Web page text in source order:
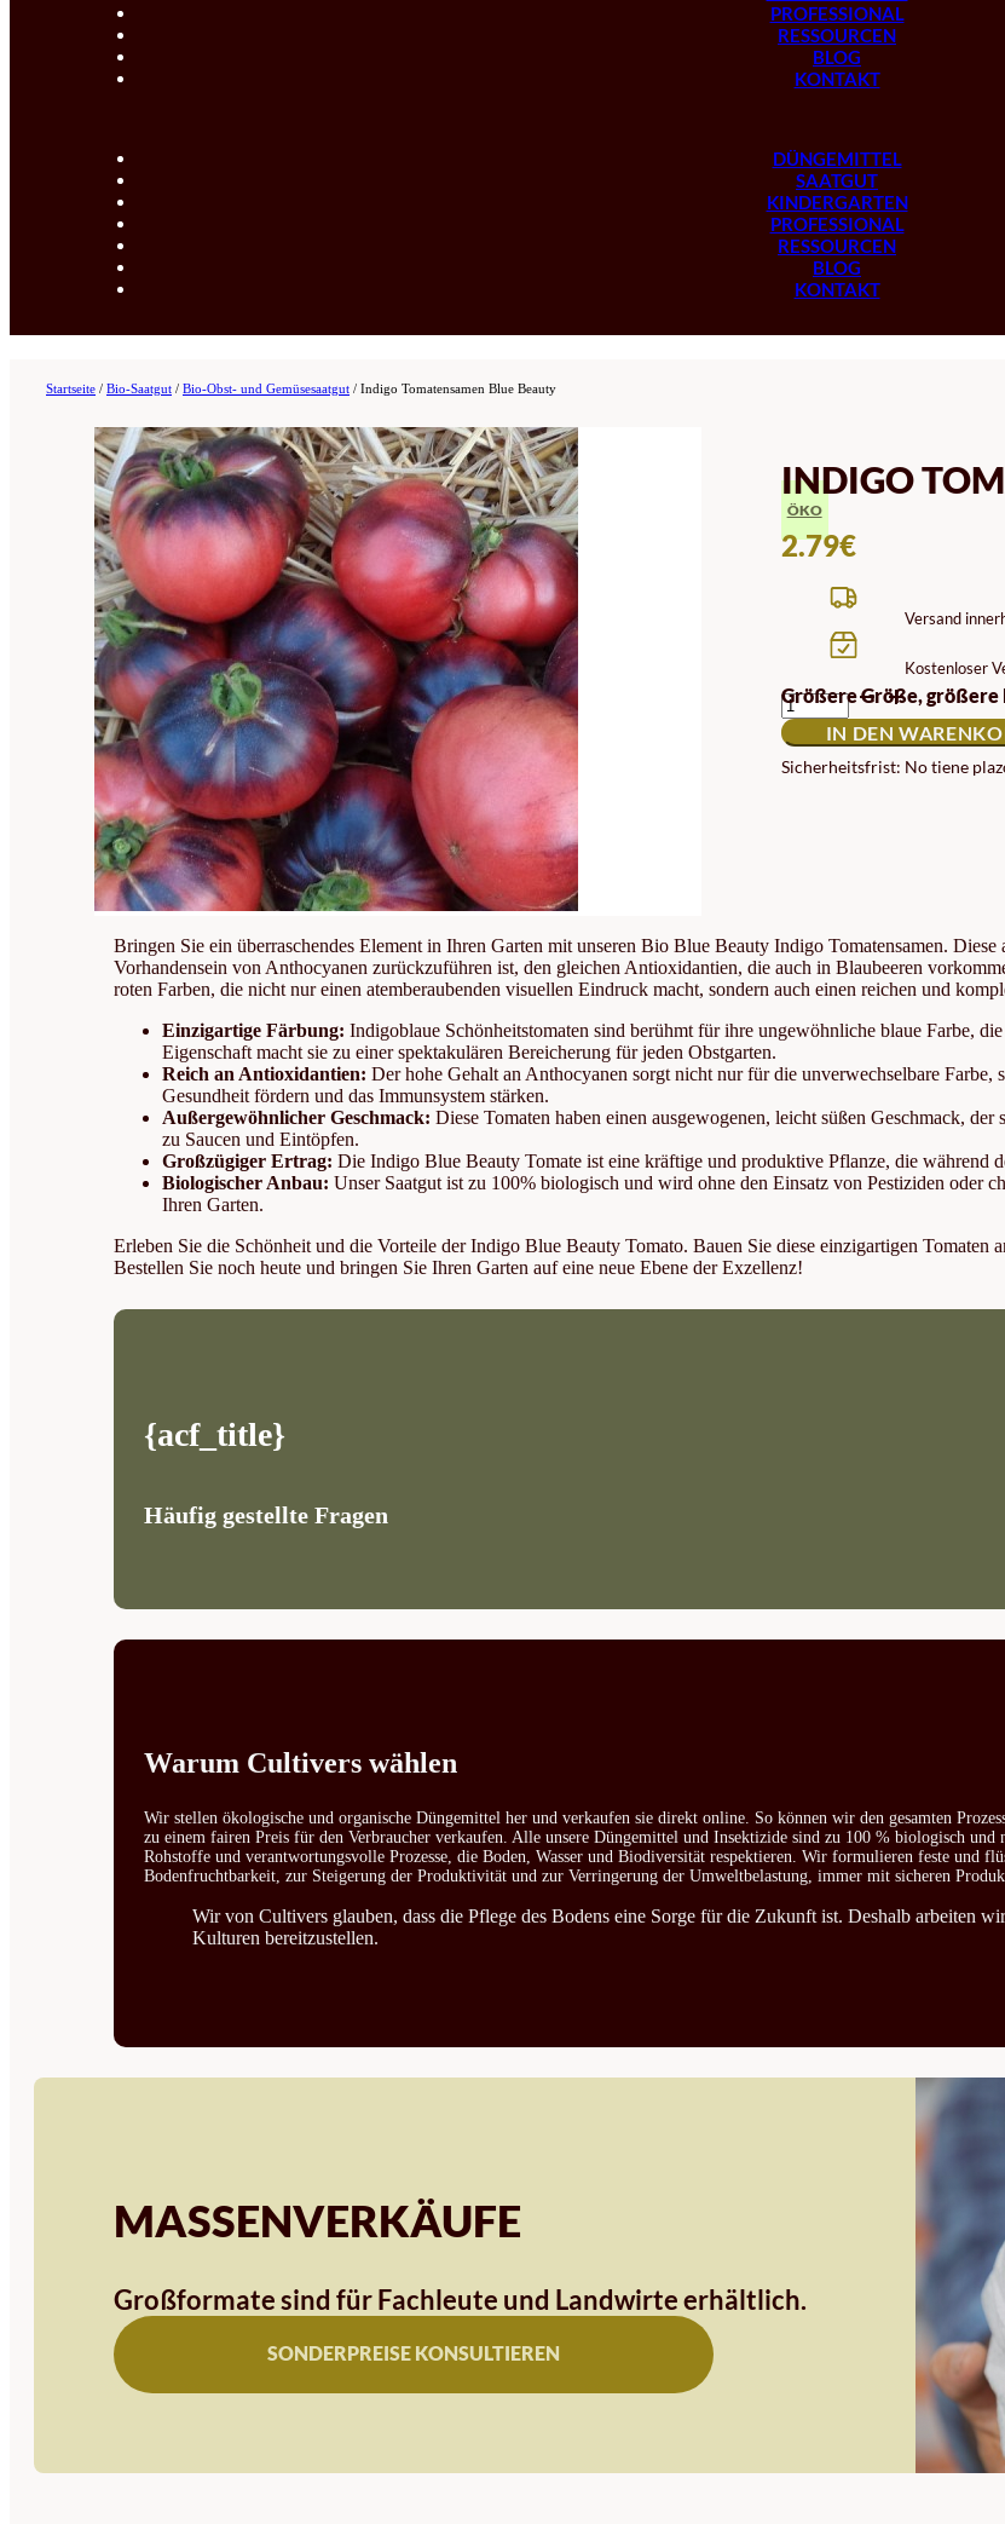
PROFESSIONAL
RESSOURCEN
BLOG
KONTAKT
DÜNGEMITTEL
SAATGUT
KINDERGARTEN
PROFESSIONAL
RESSOURCEN
BLOG
KONTAKT
Startseite / Bio-Saatgut / Bio-Obst- und Gemüsesaatgut / Indigo Tomatensamen Blue Beauty
INDIGO
ÖKO
2.79€
Versand
Kostenloser
Größere Größe, größere
INDIGO
TOMATENSAMEN
BLUE
BEAUTY
MENGE
IN DEN
Sicherheitsfrist: No tiene
Bringen Sie ein überraschendes Element in Ihren Garten mit unseren Bio Blue Beauty Indigo Tomatensamen.
Vorhandensein von Anthocyanen zurückzuführen ist, den gleichen Antioxidantien, die auch in Blaubeeren
roten Farben, die nicht nur einen atemberaubenden visuellen Eindruck macht, sondern auch einen reichen und
Einzigartige Färbung: Indigoblaue Schönheitstomaten sind berühmt für ihre ungewöhnliche blaue Farbe,
Eigenschaft macht sie zu einer spektakulären Bereicherung für jeden Obstgarten.
Reich an Antioxidantien: Der hohe Gehalt an Anthocyanen sorgt nicht nur für die unverwechselbare
Gesundheit fördern und das Immunsystem stärken.
Außergewöhnlicher Geschmack: Diese Tomaten haben einen ausgewogenen, leicht süßen Geschmack,
zu Saucen und Eintöpfen.
Großzügiger Ertrag: Die Indigo Blue Beauty Tomate ist eine kräftige und produktive Pflanze, die während
Biologischer Anbau: Unser Saatgut ist zu 100% biologisch und wird ohne den Einsatz von Pestiziden oder
Ihren Garten.
Erleben Sie die Schönheit und die Vorteile der Indigo Blue Beauty Tomato. Bauen Sie diese einzigartigen
Bestellen Sie noch heute und bringen Sie Ihren Garten auf eine neue Ebene der Exzellenz!
{acf_title}
Häufig gestellte Fragen
Warum Cultivers wählen
Wir stellen ökologische und organische Düngemittel her und verkaufen sie direkt online. So können wir den gesamten
zu einem fairen Preis für den Verbraucher verkaufen. Alle unsere Düngemittel und Insektizide sind zu 100 % biologisch
Rohstoffe und verantwortungsvolle Prozesse, die Boden, Wasser und Biodiversität respektieren. Wir formulieren feste und
Bodenfruchtbarkeit, zur Steigerung der Produktivität und zur Verringerung der Umweltbelastung, immer mit sicheren
Wir von Cultivers glauben, dass die Pflege des Bodens eine Sorge für die Zukunft ist. Deshalb arbeiten
Kulturen bereitzustellen.
MASSENVERKÄUFE
Großformate sind für Fachleute und Landwirte erhältlich.
SONDERPREISE KONSULTIEREN